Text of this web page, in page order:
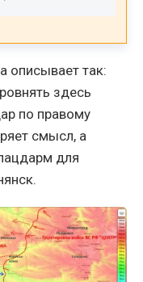
описывает так:
здесь
по правому
смысл, а
для